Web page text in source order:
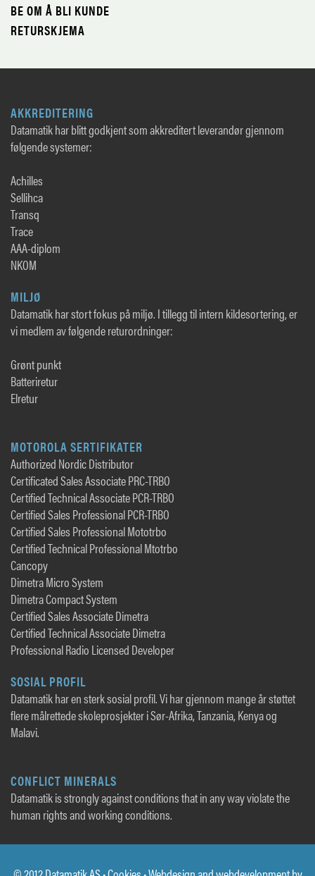
BE OM Å BLI KUNDE
RETURSKJEMA
AKKREDITERING
Datamatik har blitt godkjent som akkreditert leverandør gjennom
følgende systemer:
Achilles
Sellihca
Transq
Trace
AAA-diplom
NKOM
MILJØ
Datamatik har stort fokus på miljø. I tillegg til intern kildesortering, er
vi medlem av følgende returordninger:
Grønt punkt
Batteriretur
Elretur
MOTOROLA SERTIFIKATER
Authorized Nordic Distributor
Certificated Sales Associate PRC-TRBO
Certified Technical Associate PCR-TRBO
Certified Sales Professional PCR-TRBO
Certified Sales Professional Mototrbo
Certified Technical Professional Mtotrbo
Cancopy
Dimetra Micro System
Dimetra Compact System
Certified Sales Associate Dimetra
Certified Technical Associate Dimetra
Professional Radio Licensed Developer
SOSIAL PROFIL
Datamatik har en sterk sosial profil. Vi har gjennom mange år støttet
flere målrettede skoleprosjekter i Sør-Afrika, Tanzania, Kenya og
Malavi.
CONFLICT MINERALS
Datamatik is strongly against conditions that in any way violate the
human rights and working conditions.